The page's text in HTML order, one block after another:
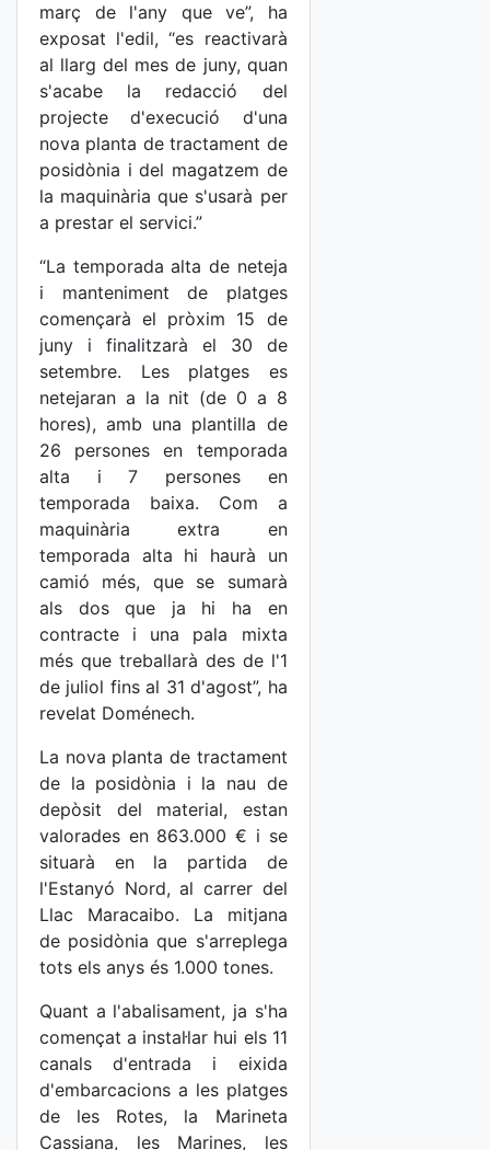
març de l'any que ve”, ha
exposat l'edil, “es reactivarà
al llarg del mes de juny, quan
s'acabe la redacció del
projecte d'execució d'una
nova planta de tractament de
posidònia i del magatzem de
la maquinària que s'usarà per
a prestar el servici.”
“La temporada alta de neteja
i manteniment de platges
començarà el pròxim 15 de
juny i finalitzarà el 30 de
setembre. Les platges es
netejaran a la nit (de 0 a 8
hores), amb una plantilla de
26 persones en temporada
alta i 7 persones en
temporada baixa. Com a
maquinària extra en
temporada alta hi haurà un
camió més, que se sumarà
als dos que ja hi ha en
contracte i una pala mixta
més que treballarà des de l'1
de juliol fins al 31 d'agost”, ha
revelat Doménech.
La nova planta de tractament
de la posidònia i la nau de
depòsit del material, estan
valorades en 863.000 € i se
situarà en la partida de
l'Estanyó Nord, al carrer del
Llac Maracaibo. La mitjana
de posidònia que s'arreplega
tots els anys és 1.000 tones.
Quant a l'abalisament, ja s'ha
començat a instal·lar hui els 11
canals d'entrada i eixida
d'embarcacions a les platges
de les Rotes, la Marineta
Cassiana, les Marines, les